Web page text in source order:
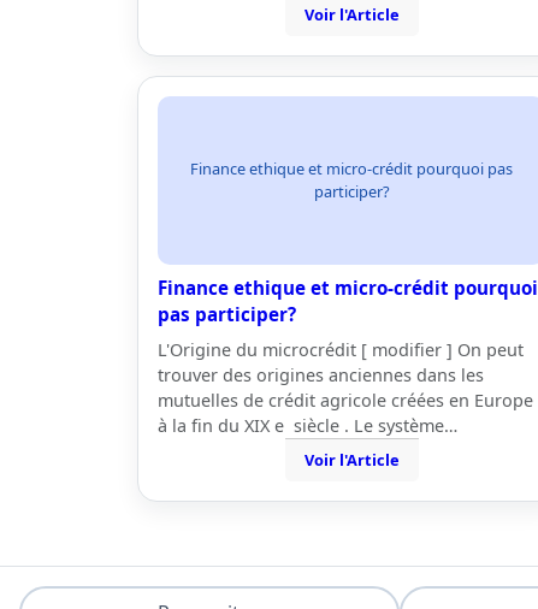
Voir l'Article
Finance ethique et micro-crédit pourquoi pas
participer?
Finance ethique et micro-crédit pourquoi
pas participer?
L'Origine du microcrédit [ modifier ] On peut
trouver des origines anciennes dans les
mutuelles de crédit agricole créées en Europe
à la fin du XIX e siècle . Le système…
Voir l'Article